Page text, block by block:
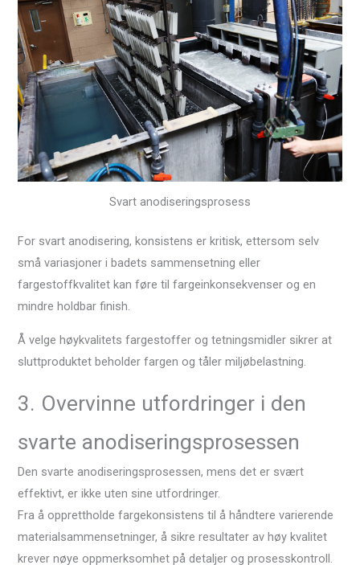
Svart anodiseringsprosess
For svart anodisering, konsistens er kritisk, ettersom selv
små variasjoner i badets sammensetning eller
fargestoffkvalitet kan føre til fargeinkonsekvenser og en
mindre holdbar finish.
Å velge høykvalitets fargestoffer og tetningsmidler sikrer at
sluttproduktet beholder fargen og tåler miljøbelastning.
3. Overvinne utfordringer i den
svarte anodiseringsprosessen
Den svarte anodiseringsprosessen, mens det er svært
effektivt, er ikke uten sine utfordringer.
Fra å opprettholde fargekonsistens til å håndtere varierende
materialsammensetninger, å sikre resultater av høy kvalitet
krever nøye oppmerksomhet på detaljer og prosesskontroll.